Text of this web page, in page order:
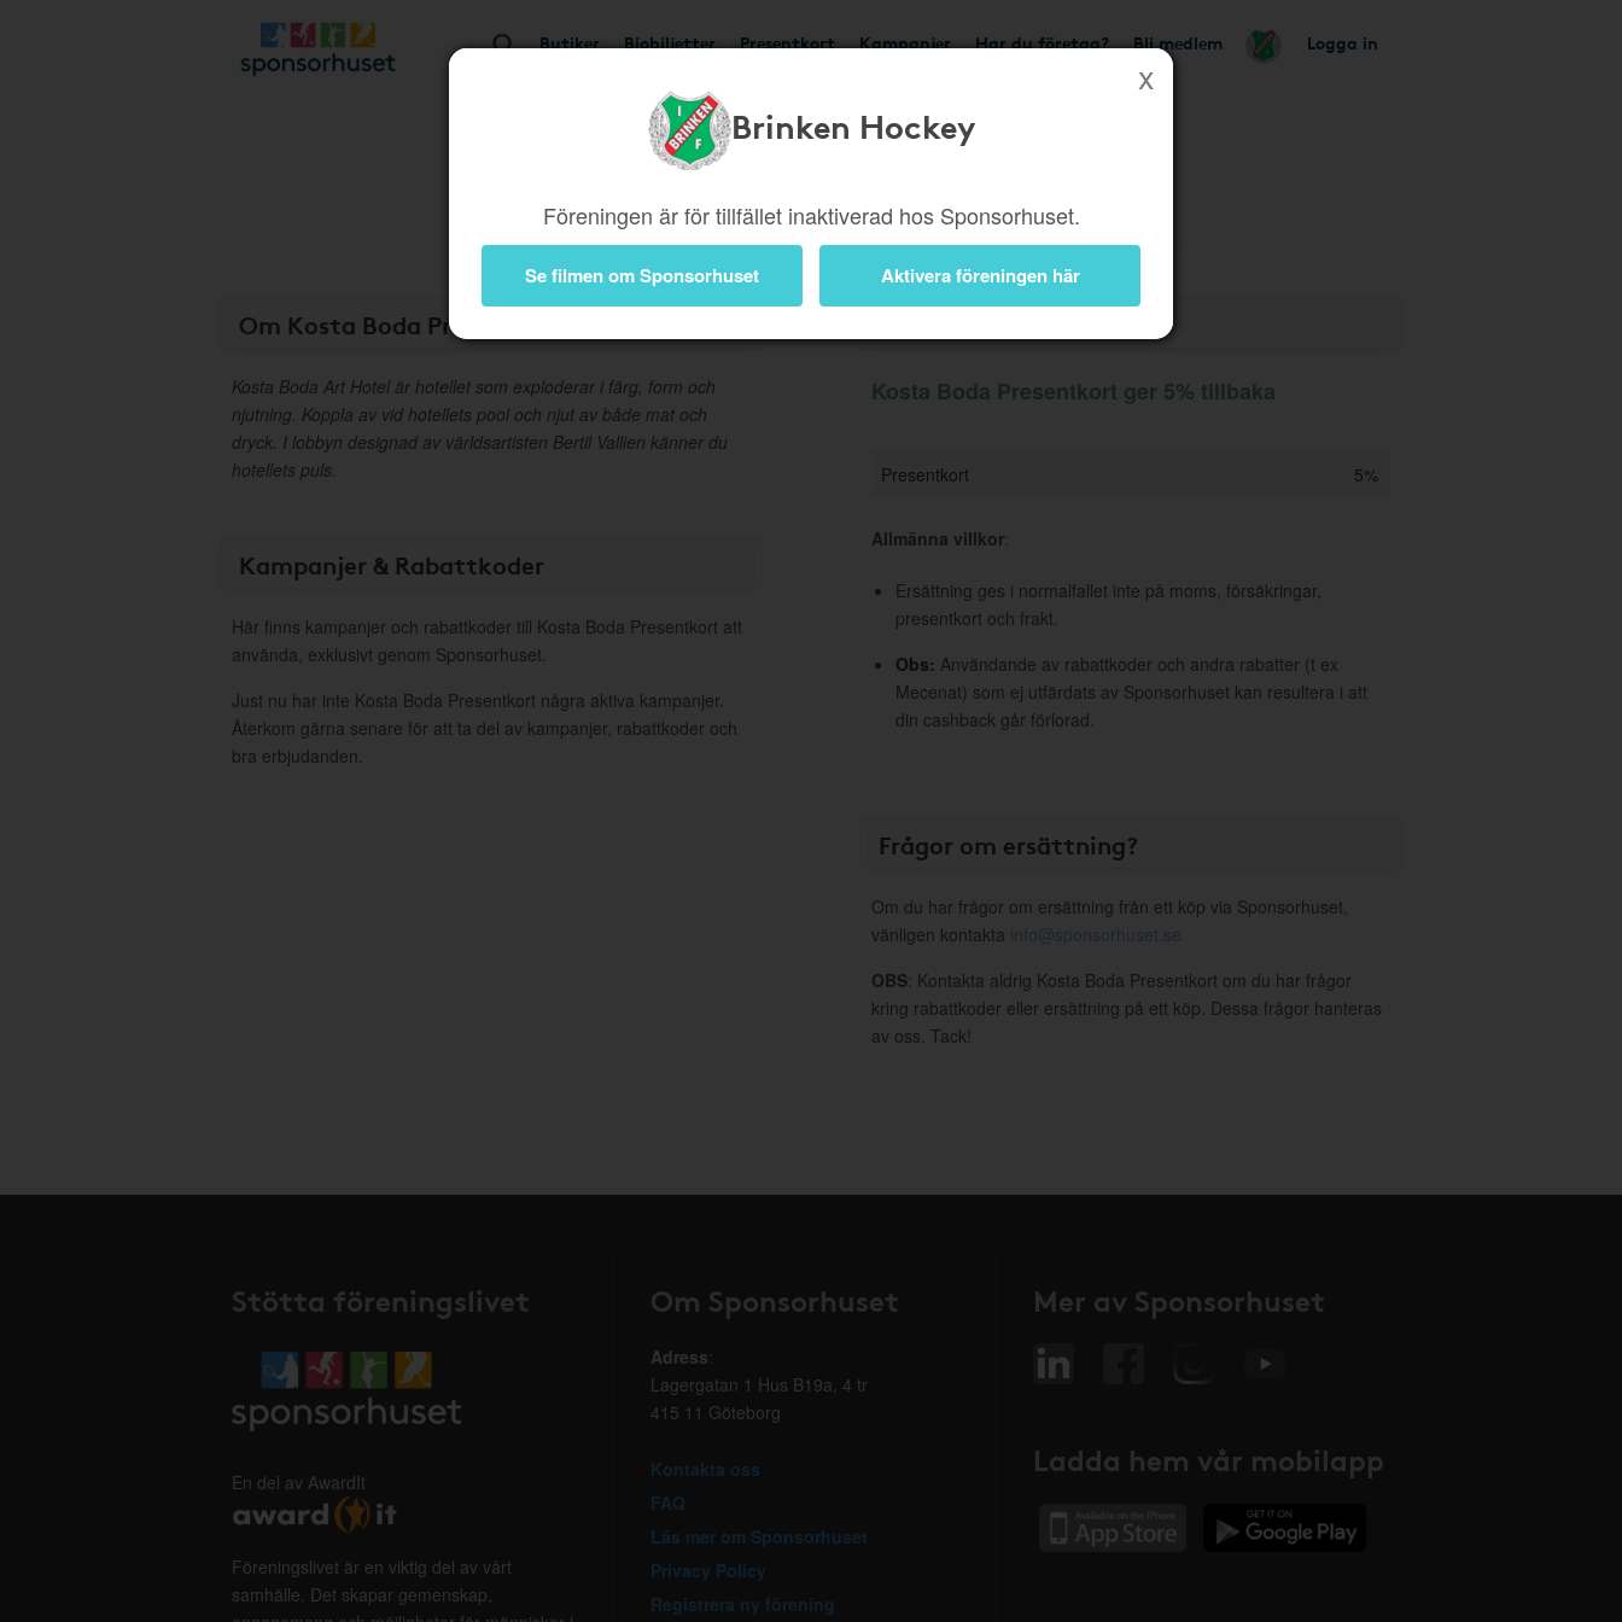
Butiker Biobiljetter Presentkort Kampanjer Har du företag? Bli medlem Logga in
Brinken Hockey
Föreningen är för tillfället inaktiverad hos Sponsorhuset.
Se filmen om Sponsorhuset Aktivera föreningen här
Om Kosta Boda Presentkort
Kosta Boda Art Hotel är hotellet som exploderar i färg, form och
njutning. Koppla av vid hotellets pool och njut av både mat och
dryck. I lobbyn designad av världsartisten Bertil Vallien känner du
hotellets puls.
Kampanjer & Rabattkoder
Här finns kampanjer och rabattkoder till Kosta Boda Presentkort att
använda, exklusivt genom Sponsorhuset.
Just nu har inte Kosta Boda Presentkort några aktiva kampanjer.
Återkom gärna senare för att ta del av kampanjer, rabattkoder och
bra erbjudanden.
Kosta Boda Presentkort ger 5% tillbaka
Presentkort 5%
Allmänna villkor:
Ersättning ges i normalfallet inte på moms, försäkringar,
presentkort och frakt.
Obs: Användande av rabattkoder och andra rabatter (t ex
Mecenat) som ej utfärdats av Sponsorhuset kan resultera i att
din cashback går förlorad.
Frågor om ersättning?
Om du har frågor om ersättning från ett köp via Sponsorhuset,
vänligen kontakta info@sponsorhuset.se
OBS: Kontakta aldrig Kosta Boda Presentkort om du har frågor
kring rabattkoder eller ersättning på ett köp. Dessa frågor hanteras
av oss. Tack!
Stötta föreningslivet
En del av AwardIt
Föreningslivet är en viktig del av vårt
samhälle. Det skapar gemenskap,
Om Sponsorhuset
Adress:
Lagergatan 1 Hus B19a, 4 tr
415 11 Göteborg
Kontakta oss
FAQ
Läs mer om Sponsorhuset
Privacy Policy
Registrera ny förening
Mer av Sponsorhuset
Ladda hem vår mobilapp